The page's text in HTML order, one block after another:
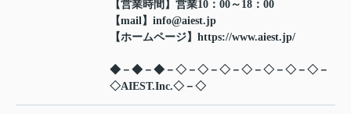
【営業時間】営業10：00～18：00
【mail】info@aiest.jp
【ホームページ】https://www.aiest.jp/
◆－◆－◆－◇－◇－◇－◇－◇－◇－◇－
◇AIEST.Inc.◇－◇